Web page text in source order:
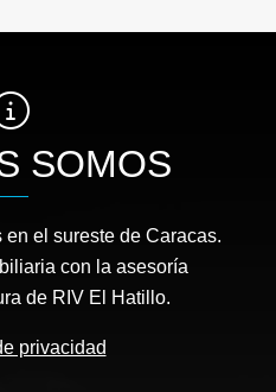
SOMOS
el sureste de Caracas.
con la asesoría
de RIV El Hatillo.
privacidad